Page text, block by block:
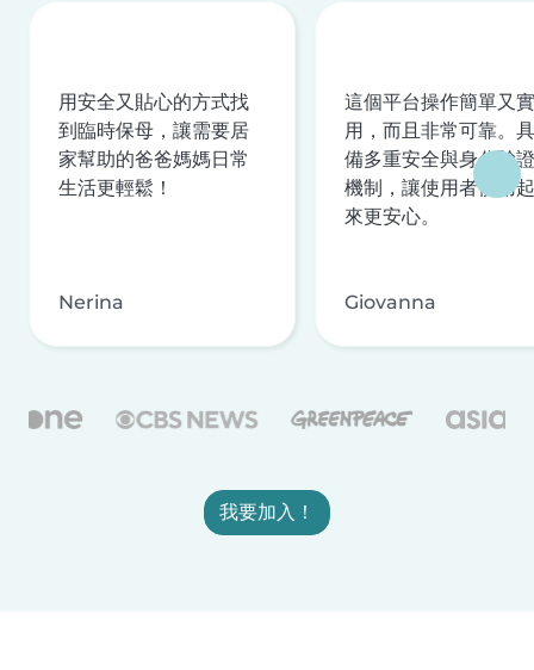
用安全又貼心的方式找
到臨時保母，讓需要居
家幫助的爸爸媽媽日常
生活更輕鬆！
Nerina
這個平台操作簡單又實
用，而且非常可靠。具
備多重安全與身分驗證
機制，讓使用者使用起
來更安心。
Giovanna
我要加入！